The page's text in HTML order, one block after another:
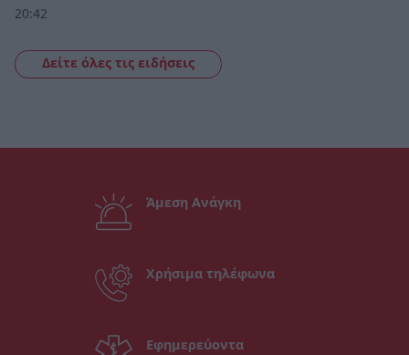
20:42
Δείτε όλες τις ειδήσεις
Άμεση Ανάγκη
Χρήσιμα τηλέφωνα
Εφημερεύοντα